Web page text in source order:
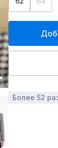
Более 52